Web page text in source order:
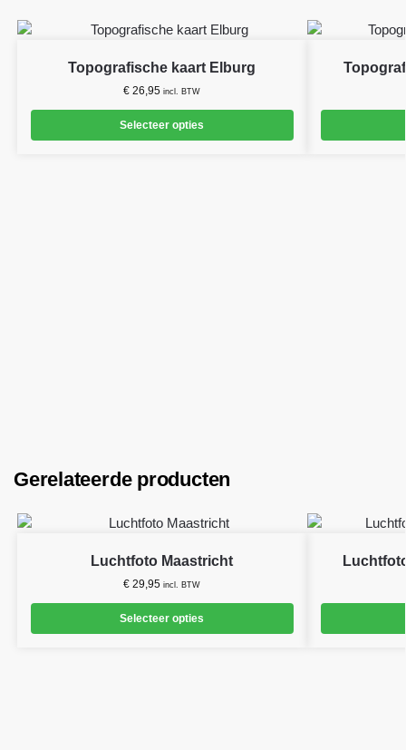
Topografische kaart Elburg
€ 26,95 incl. BTW
Selecteer opties
Gerelateerde producten
Luchtfoto Maastricht
€ 29,95 incl. BTW
Selecteer opties